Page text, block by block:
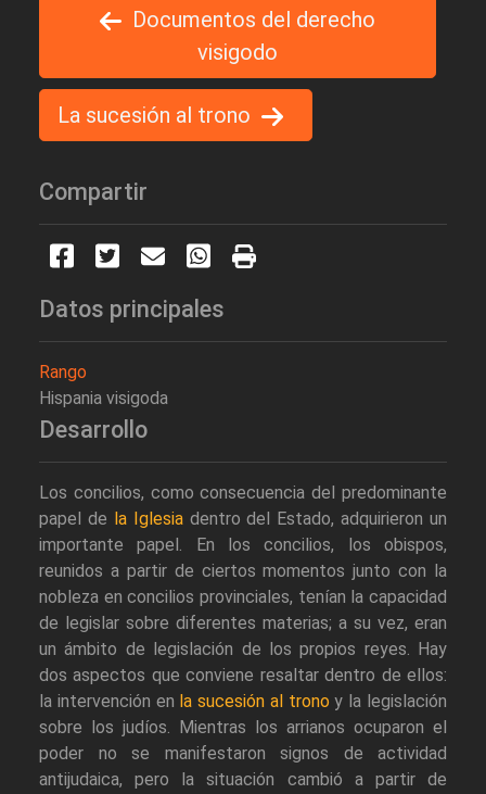
Documentos del derecho
visigodo
La sucesión al trono
Compartir
Datos principales
Rango
Hispania visigoda
Desarrollo
Los concilios, como consecuencia del predominante
papel de la Iglesiadentro del Estado, adquirieron un
importante papel. En los concilios, los obispos,
reunidos a partir de ciertos momentos junto con la
nobleza en concilios provinciales, tenían la capacidad
de legislar sobre diferentes materias; a su vez, eran
un ámbito de legislación de los propios reyes. Hay
dos aspectos que conviene resaltar dentro de ellos:
la intervención en la sucesión al trono y la legislación
sobre los judíos. Mientras los arrianos ocuparon el
poder no se manifestaron signos de actividad
antijudaica, pero la situación cambió a partir de